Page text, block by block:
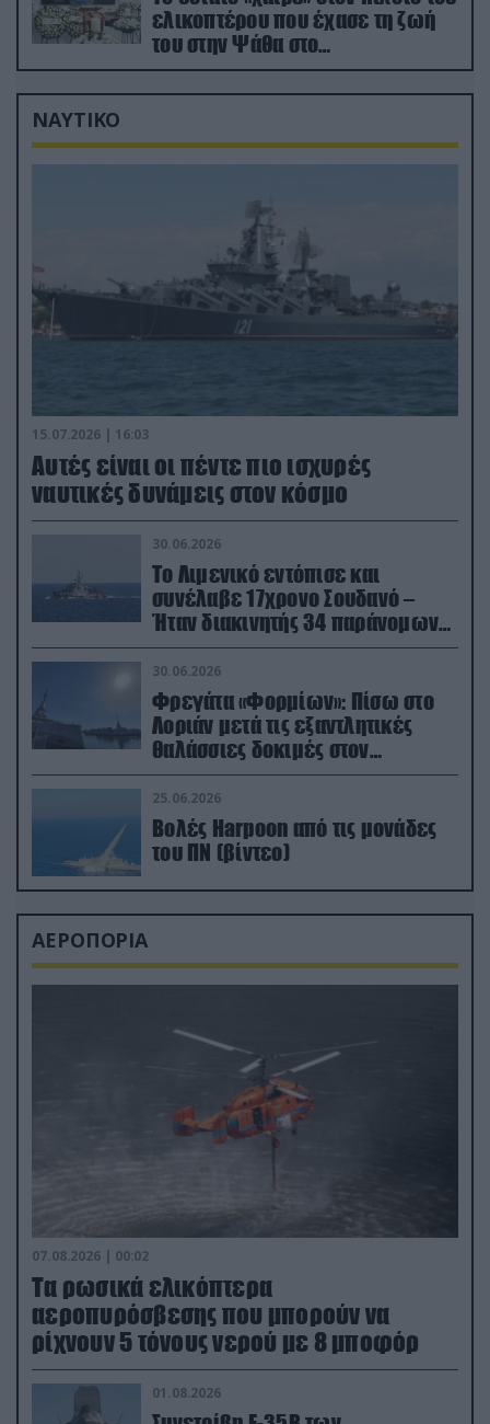
ελικοπτέρου που έχασε τη ζωή
του στην Ψάθα στο
αποτεφρωτήριο Ριτσώνας
ΝΑΥΤΙΚΟ
15.07.2026 | 16:03
Aυτές είναι οι πέντε πιο ισχυρές
ναυτικές δυνάμεις στον κόσμο
30.06.2026
Το Λιμενικό εντόπισε και
συνέλαβε 17χρονο Σουδανό –
Ήταν διακινητής 34 παράνομων
μεταναστών
30.06.2026
Φρεγάτα «Φορμίων»: Πίσω στο
Λοριάν μετά τις εξαντλητικές
θαλάσσιες δοκιμές στον
απαιτητικό Βισκαϊκό
25.06.2026
Βολές Harpoon από τις μονάδες
του ΠΝ (βίντεο)
ΑΕΡΟΠΟΡΙΑ
07.08.2026 | 00:02
Τα ρωσικά ελικόπτερα
αεροπυρόσβεσης που μπορούν να
ρίχνουν 5 τόνους νερού με 8 μποφόρ
01.08.2026